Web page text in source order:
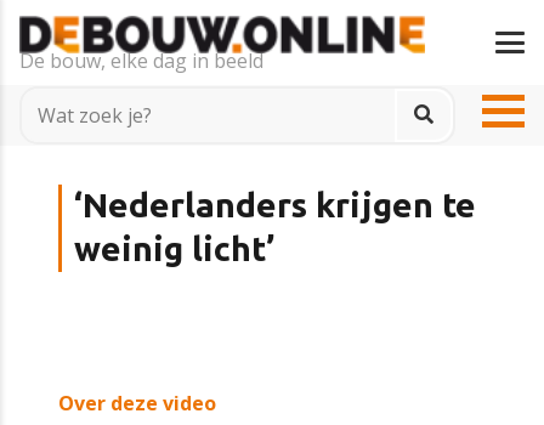
De bouw, elke dag in beeld
‘Nederlanders krijgen te
weinig licht’
Over deze video